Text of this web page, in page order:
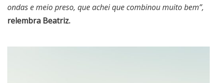
ondas e meio preso, que achei que combinou muito bem”,
relembra Beatriz.